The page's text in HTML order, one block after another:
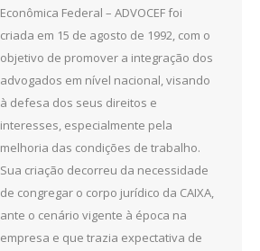
Econômica Federal – ADVOCEF foi
criada em 15 de agosto de 1992, com o
objetivo de promover a integração dos
advogados em nível nacional, visando
à defesa dos seus direitos e
interesses, especialmente pela
melhoria das condições de trabalho.
Sua criação decorreu da necessidade
de congregar o corpo jurídico da CAIXA,
ante o cenário vigente à época na
empresa e que trazia expectativa de